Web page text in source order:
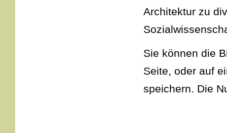
Architektur zu
Sie können die
Seite, oder auf
speichern. Die